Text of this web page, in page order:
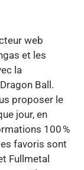
web
et les
la
Ball.
proposer le
jour, en
100 %
favoris sont
Fullmetal